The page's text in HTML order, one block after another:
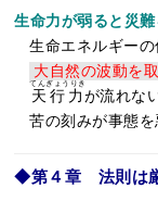
生命力が弱ると災
生命エネルギー
大自然の波動を
天行力
てんぎょうりき
が流れな
苦の刻みが事態
◆第４章 法則は